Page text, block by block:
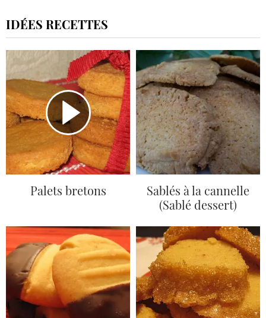
IDÉES RECETTES
Palets bretons
Sablés à la cannelle
(Sablé dessert)